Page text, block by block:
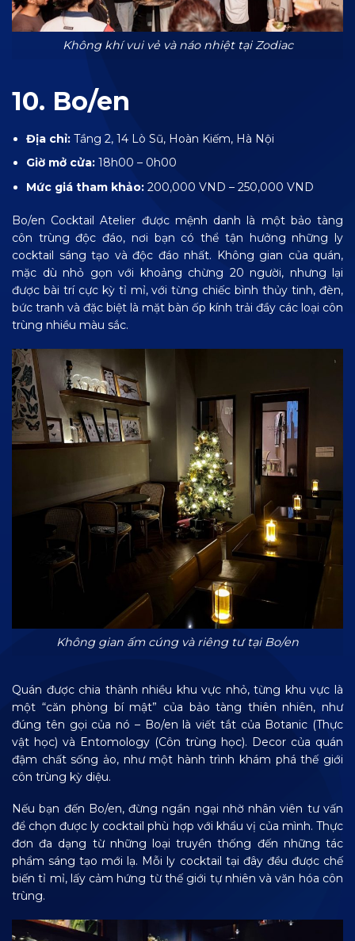
Không khí vui vẻ và náo nhiệt tại Zodiac
10. Bo/en
Địa chỉ: Tầng 2, 14 Lò Sũ, Hoàn Kiếm, Hà Nội
Giờ mở cửa:18h00 – 0h00
Mức giá tham khảo: 200,000 VND – 250,000 VND
Bo/en Cocktail Atelier được mệnh danh là một bảo tàng
côn trùng độc đáo, nơi bạn có thể tận hưởng những ly
cocktail sáng tạo và độc đáo nhất. Không gian của quán,
mặc dù nhỏ gọn với khoảng chừng 20 người, nhưng lại
được bài trí cực kỳ tỉ mỉ, với từng chiếc bình thủy tinh, đèn,
bức tranh và đặc biệt là mặt bàn ốp kính trải đầy các loại côn
trùng nhiều màu sắc.
Không gian ấm cúng và riêng tư tại Bo/en
Quán được chia thành nhiều khu vực nhỏ, từng khu vực là
một “căn phòng bí mật” của bảo tàng thiên nhiên, như
đúng tên gọi của nó – Bo/en là viết tắt của Botanic (Thực
vật học) và Entomology (Côn trùng học). Decor của quán
đậm chất sống ảo, như một hành trình khám phá thế giới
côn trùng kỳ diệu.
Nếu bạn đến Bo/en, đừng ngần ngại nhờ nhân viên tư vấn
để chọn được ly cocktail phù hợp với khẩu vị của mình. Thực
đơn đa dạng từ những loại truyền thống đến những tác
phẩm sáng tạo mới lạ. Mỗi ly cocktail tại đây đều được chế
biến tỉ mỉ, lấy cảm hứng từ thế giới tự nhiên và văn hóa côn
trùng.